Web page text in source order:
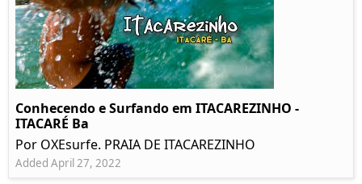
Conhecendo e Surfando em ITACAREZINHO -
ITACARÉ Ba
Por OXEsurfe. PRAIA DE ITACAREZINHO
Added April 27, 2022